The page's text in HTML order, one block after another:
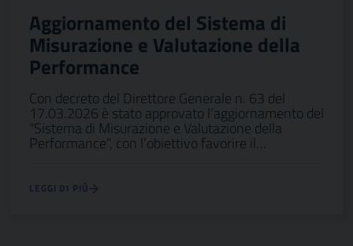
Aggiornamento del Sistema di
Misurazione e Valutazione della
Performance
Con decreto del Direttore Generale n. 63 del
17.03.2026 è stato approvato l’aggiornamento del
“Sistema di Misurazione e Valutazione della
Performance”, con l’obiettivo favorire il…
LEGGI DI PIÙ